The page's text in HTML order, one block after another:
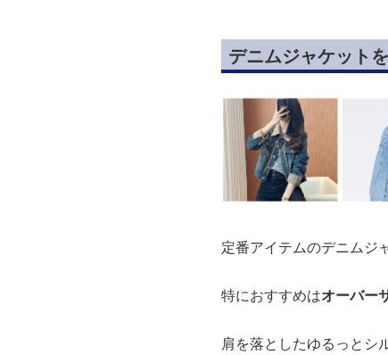
デニムジャケット
定番アイテムのデニムジ
特におすすめはオーバー
肩を落としたゆるっとシ